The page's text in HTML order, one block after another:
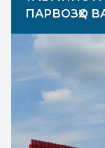
ПАРВОЗҲО